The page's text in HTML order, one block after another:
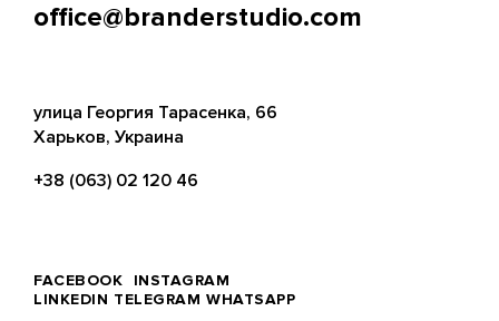
office@branderstudio.com
улица Георгия Тарасенка, 66
Харьков, Украина
+38 (063) 02 120 46
FACEBOOK
INSTAGRAM
LINKEDIN TELEGRAM WHATSAPP